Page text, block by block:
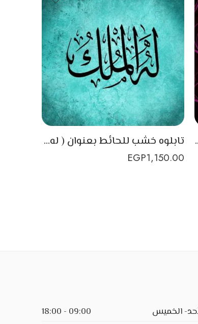
مبينًا. تابلوه خشب للحائط بعنوان ( له الملك)
EGP1,150.00
الخميس 09:00 - 18:00